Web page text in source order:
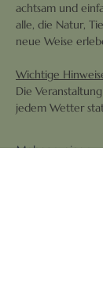
achtsam und
alle, die Natur,
neue Weise
Wichtige
Die
jedem Wetter
Mehr anzeigen